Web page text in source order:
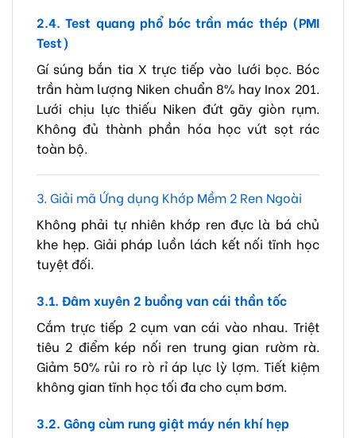
2.4. Test quang phổ bóc trần mác thép (PMI
Test)
Gí súng bắn tia X trực tiếp vào lưới bọc. Bóc
trần hàm lượng Niken chuẩn 8% hay Inox 201.
Lưới chịu lực thiếu Niken đứt gãy giòn rụm.
Không đủ thành phần hóa học vứt sọt rác
toàn bộ.
3. Giải mã Ứng dụng Khớp Mềm 2 Ren Ngoài
Không phải tự nhiên khớp ren đực là bá chủ
khe hẹp. Giải pháp luồn lách kết nối tĩnh học
tuyệt đối.
3.1. Đâm xuyên 2 buồng van cái thần tốc
Cắm trực tiếp 2 cụm van cái vào nhau. Triệt
tiêu 2 điểm kép nối ren trung gian rườm rà.
Giảm 50% rủi ro rò rỉ áp lực lỳ lợm. Tiết kiệm
không gian tĩnh học tối đa cho cụm bơm.
3.2. Gông cùm rung giật máy nén khí hẹp